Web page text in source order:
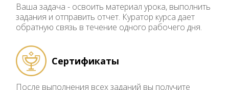
Ваша задача - освоить материал урока, выполнить
задания и отправить отчет. Куратор курса дает
обратную связь в течение одного рабочего дня.
Сертификаты
После выполнения всех заданий вы получите